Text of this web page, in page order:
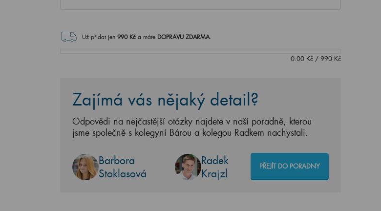
Už přidat jen 990Kč a máte DOPRAVU ZDARMA.
0.00Kč/ 990Kč
Zajímá vás nějaký detail?
Odpovědi na nejčastější otázky najdete v naší poradně, kterou
jsme společně s kolegyní Bárou a kolegou Radkem nachystali.
Barbora
Stoklasová
Radek
Krajzl
PŘEJÍT DO PORADNY